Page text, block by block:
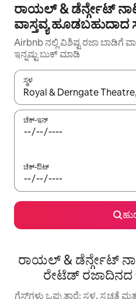
ರಾಯಲ್ & ಡೆರ್ನ್ಗೇಟ್
ವಾಸ್ತವ್ಯ ಹೂಡಬಹುದಾದ
Airbnb ನಲ್ಲಿ ವಿಶಿಷ್ಟ ರಜಾ ಬಾಡಿಗೆ
ಇನ್ನಷ್ಟು ಬುಕ್ ಮಾಡಿ
ಸ್ಥಳ
ಫಲಿತಾಂಶಗಳು ಲಭ್ಯವಿರುವಾಗ, ಅಪ್
ಚೆಕ್-ಇನ್
ಚೆಕ್-ಔಟ್
ರಾಯಲ್ & ಡೆರ್ನ್ಗೇಟ್
ರೇಟೆಡ್ ರಜಾದಿನದ
ಗೆಸ್ಟ್‌ಗಳು ಒಪ್ಪುತ್ತಾರೆ: ಸ್ಥಳ, ಸ್ವಚ್ಛತೆ